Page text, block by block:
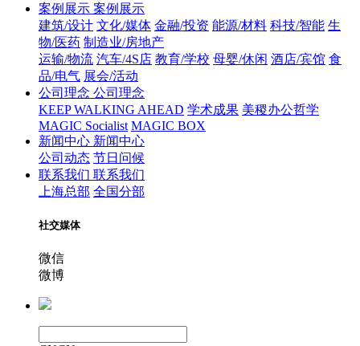
案例展示 案例展示
建筑/设计 文化/媒体 金融/投资 能源/材料 科技/智能 生
物/医药 制造业/房地产
运输/物流 汽车/4S店 教育/学校 母婴/休闲 酒店/宾馆 食
品/电气 展会/活动
公司理念 公司理念
KEEP WALKING AHEAD 学术成果 美稷办公哲学
MAGIC Socialist MAGIC BOX
新闻中心 新闻中心
公司动态 节日问候
联系我们 联系我们
上海总部 全国分部
社交媒体
微信
微博